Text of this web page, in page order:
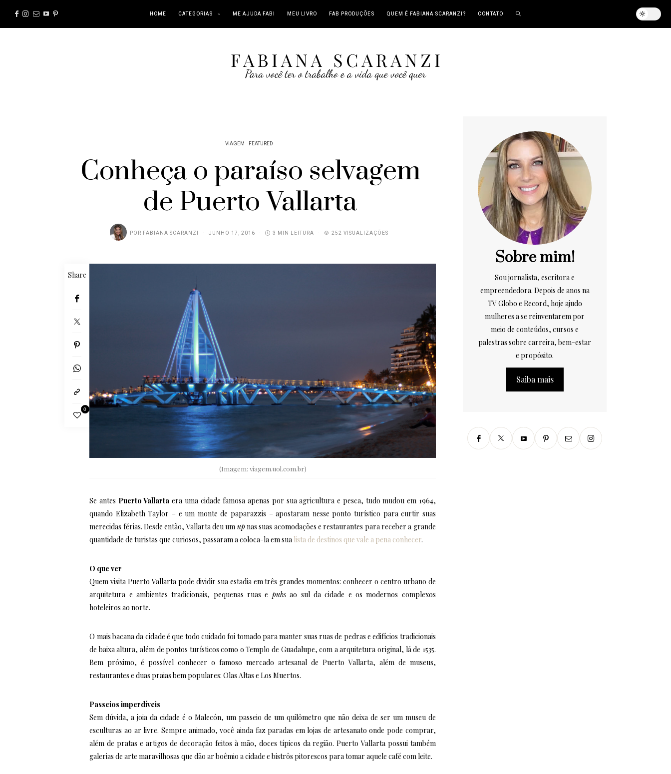
HOME CATEGORIAS ME AJUDA FABI MEU LIVRO FAB PRODUÇÕES QUEM É FABIANA SCARANZI? CONTATO
VIAGEM FEATURED
Conheça o paraíso selvagem
de Puerto Vallarta
POR FABIANA SCARANZI JUNHO 17, 2016 3 MIN LEITURA 252 VISUALIZAÇÕES
Share
0
(Imagem: viagem.uol.com.br)
Se antes Puerto Vallarta era uma cidade famosa apenas por sua agricultura e pesca, tudo mudou em 1964,
quando Elizabeth Taylor – e um monte de paparazzis – apostaram nesse ponto turístico para curtir suas
merecidas férias. Desde então, Vallarta deu um upnas suas acomodações e restaurantes para receber a grande
quantidade de turistas que curiosos, passaram a coloca-la em sua lista de destinos que vale a pena conhecer.
O que ver
Quem visita Puerto Vallarta pode dividir sua estadia em três grandes momentos: conhecer o centro urbano de
arquitetura e ambientes tradicionais, pequenas ruas e pubsao sul da cidade e os modernos complexos
hoteleiros ao norte.
O mais bacana da cidade é que todo cuidado foi tomado para manter suas ruas de pedras e edifícios tradicionais
de baixa altura, além de pontos turísticos como o Templo de Guadalupe, com a arquitetura original, lá de 1535.
Bem próximo, é possível conhecer o famoso mercado artesanal de Puerto Vallarta, além de museus,
restaurantes e duas praias bem populares: Olas Altas e Los Muertos.
Passeios imperdíveis
Sem dúvida, a joia da cidade é o Malecón, um passeio de um quilômetro que não deixa de ser um museu de
esculturas ao ar livre. Sempre animado, você ainda faz paradas em lojas de artesanato onde pode comprar,
além de pratas e artigos de decoração feitos à mão, doces típicos da região. Puerto Vallarta possui também
galerias de arte maravilhosas que dão ar boêmio a cidade e bistrôs pitorescos para tomar aquele café com leite.
Sobre mim!
Sou jornalista, escritora e
empreendedora. Depois de anos na
TV Globo e Record, hoje ajudo
mulheres a se reinventarem por
meio de conteúdos, cursos e
palestras sobre carreira, bem-estar
e propósito.
Saiba mais